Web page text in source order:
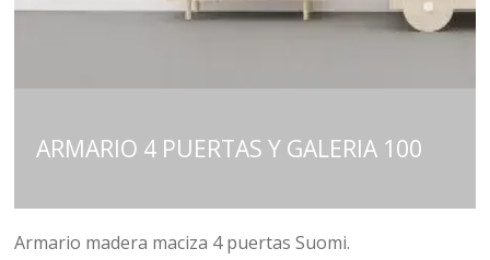
ARMARIO 4 PUERTAS Y GALERIA 100
Armario madera maciza 4 puertas Suomi.